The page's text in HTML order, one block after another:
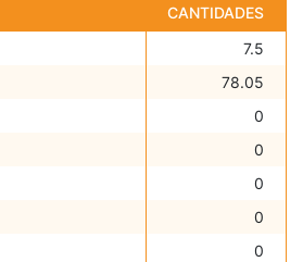
CANTIDADES
7.5
78.05
0
0
0
0
0